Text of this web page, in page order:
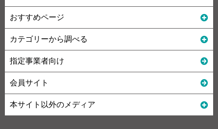
おすすめページ
カテゴリーから調べる
指定事業者向け
会員サイト
本サイト以外のメディア